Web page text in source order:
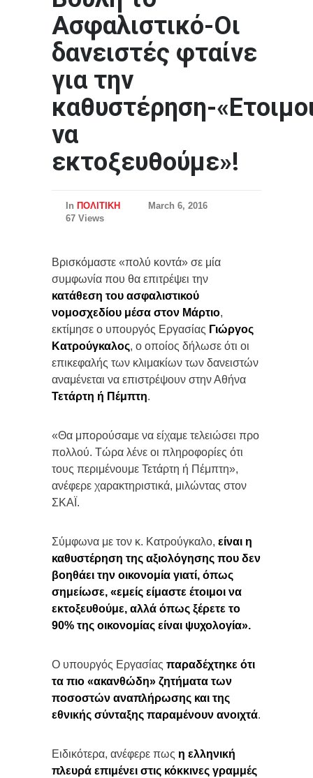
Ασφαλιστικό-Οι
δανειστές φταίνε
για την
καθυστέρηση-
να
εκτοξευθούμε»!
In ΠΟΛΙΤΙΚΗ
March 6, 2016
67 Views
Βρισκόμαστε «πολύ κοντά» σε μία
συμφωνία που θα επιτρέψει την
κατάθεση του ασφαλιστικού
νομοσχεδίου μέσα στον Μάρτιο,
εκτίμησε ο υπουργός Εργασίας Γιώργος
Κατρούγκαλος, ο οποίος δήλωσε ότι οι
επικεφαλής των κλιμακίων των δανειστών
αναμένεται να επιστρέψουν στην Αθήνα
Τετάρτη ή Πέμπτη.
«Θα μπορούσαμε να είχαμε τελειώσει προ
πολλού. Τώρα λένε οι πληροφορίες ότι
τους περιμένουμε Τετάρτη ή Πέμπτη»,
ανέφερε χαρακτηριστικά, μιλώντας στον
ΣΚΑΪ.
Σύμφωνα με τον κ. Κατρούγκαλο, είναι η
καθυστέρηση της αξιολόγησης που δεν
βοηθάει την οικονομία γιατί, όπως
σημείωσε, «εμείς είμαστε έτοιμοι να
εκτοξευθούμε, αλλά όπως ξέρετε το
90% της οικονομίας είναι ψυχολογία».
Ο υπουργός Εργασίας παραδέχτηκε ότι
τα πιο «ακανθώδη» ζητήματα των
ποσοστών αναπλήρωσης και της
εθνικής σύνταξης παραμένουν ανοιχτά.
Ειδικότερα, ανέφερε πως η ελληνική
πλευρά επιμένει στις κόκκινες γραμμές